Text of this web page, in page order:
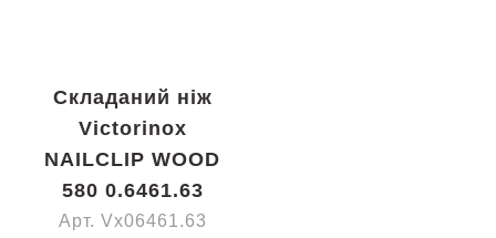
Складаний ніж
Victorinox
NAILCLIP WOOD
580 0.6461.63
Арт. Vx06461.63